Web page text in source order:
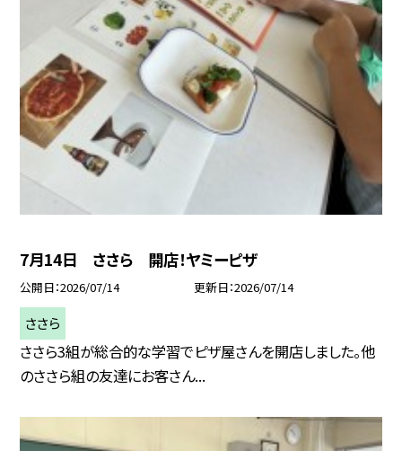
7月14日 ささら 開店！ヤミーピザ
公開日 2026/07/14 更新日 2026/07/14
ささら
ささら3組が総合的な学習でピザ屋さんを開店しました。他
のささら組の友達にお客さん...